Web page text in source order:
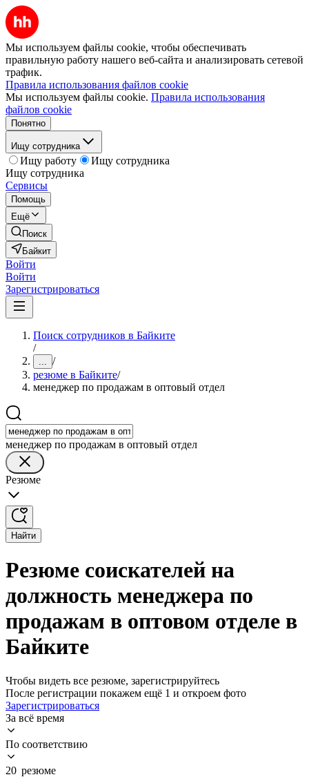
Мы используем файлы cookie, чтобы обеспечивать
правильную работу нашего веб-сайта и анализировать сетевой
трафик.
Правила использования файлов cookie
Мы используем файлы cookie. Правила использования
файлов cookie
Понятно
Ищу сотрудника
Ищу работу
Ищу сотрудника
Ищу сотрудника
Сервисы
Помощь
Ещё
Поиск
Байкит
Войти
Войти
Зарегистрироваться
Поиск сотрудников в Байките
/
... /
резюме в Байките/
менеджер по продажам в оптовый отдел
менеджер по продажам в оптовый отдел
Резюме
Найти
Резюме соискателей на
должность менеджера по
продажам в оптовом отделе в
Байките
Чтобы видеть все резюме, зарегистрируйтесь
После регистрации покажем ещё 1 и откроем фото
Зарегистрироваться
За всё время
По соответствию
20 резюме